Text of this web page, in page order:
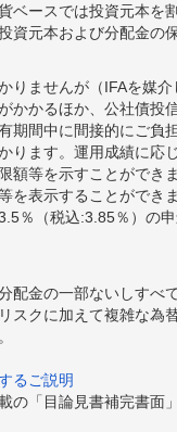
ベースでは投資元本
資元本および分配金の
りませんが（IFAを媒
かかるほか、公社債
期間中に間接的にご
ります。運用成績に
額等を示すことがで
を表示することがで
％（税込:3.85％）の
配金の一部ないしす
スクに加えて複雑な
るご説明
の「目論見書補完書